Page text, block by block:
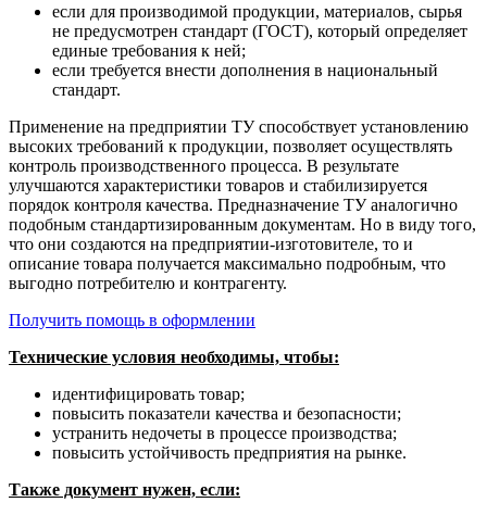
если для производимой продукции, материалов, сырья
не предусмотрен стандарт (ГОСТ), который определяет
единые требования к ней;
если требуется внести дополнения в национальный
стандарт.
Применение на предприятии ТУ способствует установлению
высоких требований к продукции, позволяет осуществлять
контроль производственного процесса. В результате
улучшаются характеристики товаров и стабилизируется
порядок контроля качества. Предназначение ТУ аналогично
подобным стандартизированным документам. Но в виду того,
что они создаются на предприятии-изготовителе, то и
описание товара получается максимально подробным, что
выгодно потребителю и контрагенту.
Получить помощь в оформлении
Технические условия необходимы, чтобы:
идентифицировать товар;
повысить показатели качества и безопасности;
устранить недочеты в процессе производства;
повысить устойчивость предприятия на рынке.
Также документ нужен, если: